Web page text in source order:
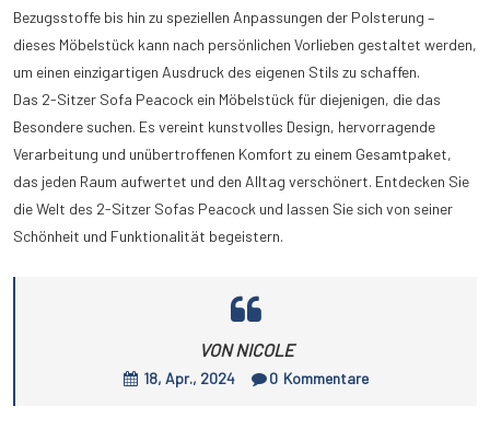
Bezugsstoffe bis hin zu speziellen Anpassungen der Polsterung –
dieses Möbelstück kann nach persönlichen Vorlieben gestaltet werden,
um einen einzigartigen Ausdruck des eigenen Stils zu schaffen.
Das 2-Sitzer Sofa Peacock ein Möbelstück für diejenigen, die das
Besondere suchen. Es vereint kunstvolles Design, hervorragende
Verarbeitung und unübertroffenen Komfort zu einem Gesamtpaket,
das jeden Raum aufwertet und den Alltag verschönert. Entdecken Sie
die Welt des 2-Sitzer Sofas Peacock und lassen Sie sich von seiner
Schönheit und Funktionalität begeistern.
VON NICOLE
18, Apr., 2024 0 Kommentare